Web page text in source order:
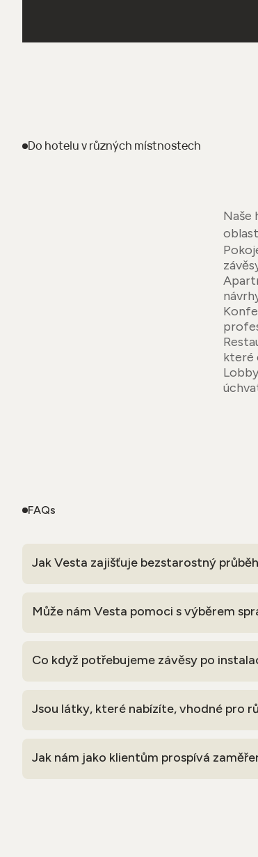
Do hoteluv různých místnostech
Naše
které
FAQs
Jak Vesta zajišťuje bezstarostný
Může nám Vesta pomoci s výběrem
Co když potřebujeme závěsy po
Jsou látky, které nabízíte, vhodné pro
Jak nám jako klientům prospívá